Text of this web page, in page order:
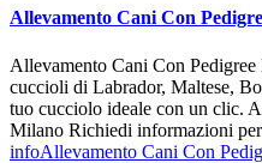
Allevamento Cani Con
Allevamento Cani Con
cuccioli di Labrador, Maltese,
tuo cucciolo ideale con un clic.
Milano Richiedi informazioni
infoAllevamento Cani Con